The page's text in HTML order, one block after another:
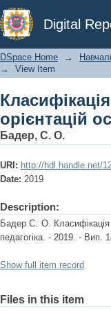
Digital
DSpace Home →
→
View Item
орієнтацій
Бадер, С. О.
URI: http://hdl.handle.net/
Date: 2019
Description:
Бадер С. О. Класифікація
педагогіка. - 2019. - Вип.
Show full item record
Files in this item